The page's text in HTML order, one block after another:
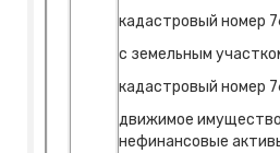
кадастровый номер
с земельным
кадастровый номер
движимое
нефинансовые